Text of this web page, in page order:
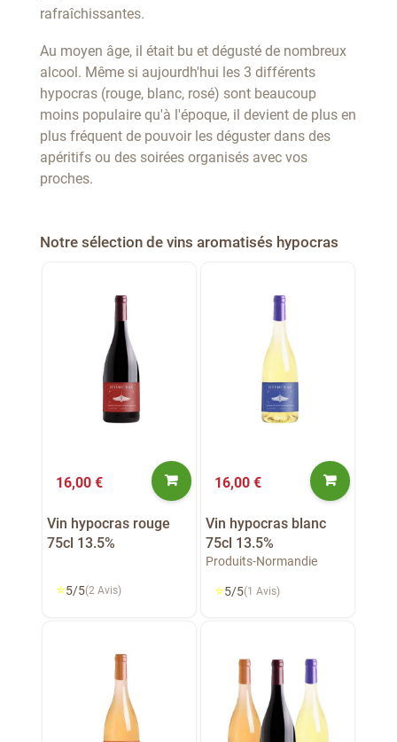
rafraîchissantes.
Au moyen âge, il était bu et dégusté de nombreux
alcool. Même si aujourdh'hui les 3 différents
hypocras (rouge, blanc, rosé) sont beaucoup
moins populaire qu'à l'époque, il devient de plus en
plus fréquent de pouvoir les déguster dans des
apéritifs ou des soirées organisés avec vos
proches.
Notre sélection de vins aromatisés hypocras
16,00 €
Vin hypocras rouge
75cl 13.5%
⭐5/5(2 Avis)
16,00 €
Vin hypocras blanc
75cl 13.5%
Produits-Normandie
⭐5/5(1 Avis)